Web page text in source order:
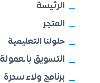
الرئيسة
المتجر
حلولنا التعليمية
التسويق بالعمولة
برنامج ولاء سدرة